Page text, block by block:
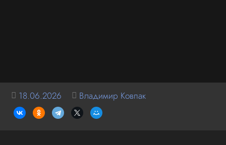
18.06.2026 Владимир Ковпак